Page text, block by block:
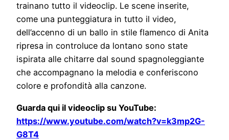
trainano tutto il videoclip. Le scene inserite,
come una punteggiatura in tutto il video,
dell’accenno di un ballo in stile flamenco di Anita
ripresa in controluce da lontano sono state
ispirata alle chitarre dal sound spagnoleggiante
che accompagnano la melodia e conferiscono
colore e profondità alla canzone.
Guarda qui il videoclip su YouTube:
https://www.youtube.com/watch?v=k3mp2G-
G8T4